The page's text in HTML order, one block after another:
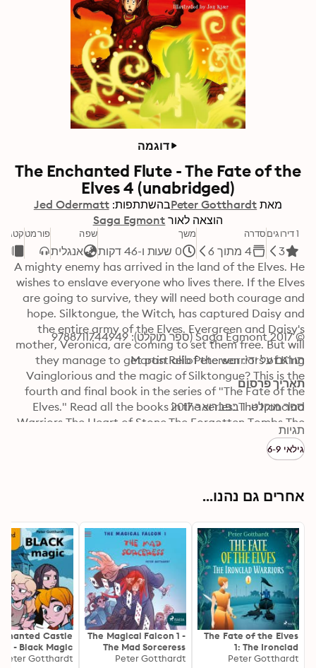
דוגמה
The Enchanted Flute - The Fate of the
Elves 4 (unabridged)
מאת Peter Gotthardtבהשתתפות: Jed Odermatt
הוצאה לאור Saga Egmont
1 דירוגים
3
סדרה
4 מתוך 6
משך
0 שעות ו-46 דקות
שפה
אנגלית
פורמט
A mighty enemy has arrived in the land of the Elves. He
wishes to enslave everyone who lives there. If the Elves
are going to survive, they will need both courage and
the entire army of the Elves. Evergreen and Daisy's
they manage to get past all of the warriors of King
Vainglorious and the magic of Silktongue? This is the
fourth and final book in the series of "The Fate of the
Warriors The Heart of Stone The Forgotten Tombs The
within the realm of the Elves.
© 2017 Saga Egmont (ספר מוקלט): 9788711744949
תורגם על ידי: Martin Reib Petersen
תאריך פרסום
ספר מוקלט: 1 בפברואר 2017
תגיות
גילאי 6-9
אחרים גם נהנו...
The Fate of the Elves
1: The Ironclad
Warriors
Peter Gotthardt
The Magical Falcon 1 -
The Mad Sorceress
Peter Gotthardt
Castle
1 - Black Magic
Peter Gotthardt